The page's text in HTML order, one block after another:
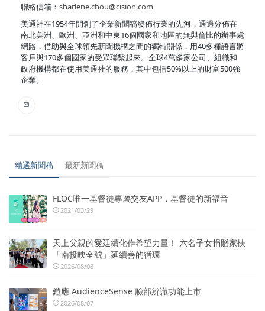
聯絡信箱： sharlene.chou@cision.com
美通社在1954年開創了企業新聞稿發佈行業的先河，通過分佈在
南北美洲、歐洲、亞洲和中東16個國家和地區的無與倫比的辦事處
網路，借助與全球領先新聞機構之間的獨特關係，用40多種語言將
客戶與170多個國家的受眾聯繫起來。全球4萬多家公司、組織和
政府機構都在使用美通社的服務，其中包括50%以上的財富500強
企業。
精選新聞稿 最新新聞稿
FLOC唯一基督徒專屬交友APP，基督徒的新福音
2021/03/29
天上父親的愛延續化作希望力量！ 六名子女捐贈家扶
「南投映全號」延續善的循環
2026/08/08
鎧應 AudienceSense 臉部辨識功能上市
2026/08/07